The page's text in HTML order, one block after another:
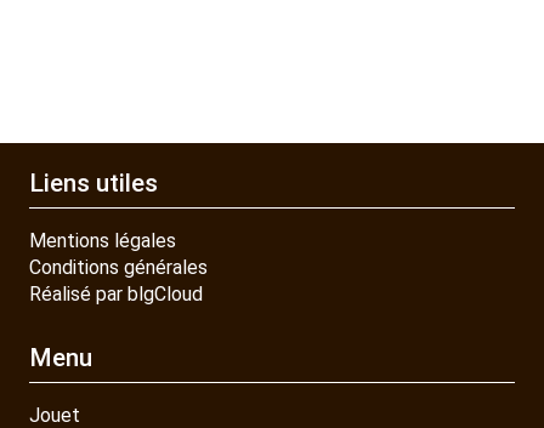
Liens utiles
Mentions légales
Conditions générales
Réalisé par blgCloud
Menu
Jouet